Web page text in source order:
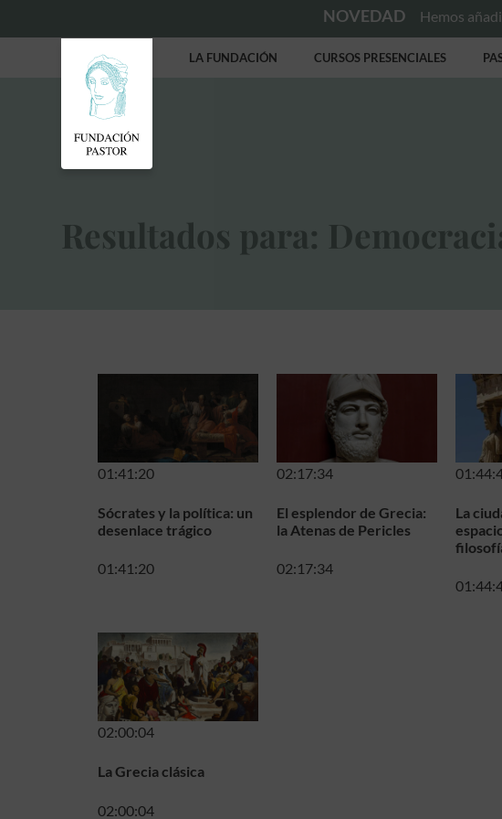
NOVEDAD Hemos
LA FUNDACIÓN CURSOS PRESENCIALES
Resultados para:
01:41:20
Sócrates y la política: un
desenlace trágico
01:41:20
02:17:34
El esplendor de Grecia:
la Atenas de Pericles
02:17:34
La
02:00:04
La Grecia clásica
02:00:04